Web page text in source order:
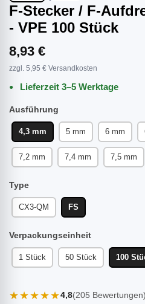
F-Stecker / F-
- VPE 100 Stück
8,93 €
zzgl. 5,95 € Versandkosten
Lieferzeit 3–5 Werktage
Ausführung
4,3 mm 5 mm 6 mm
7,2 mm 7,4 mm 7,5 mm
Type
CX3-QM FS
Verpackungseinheit
1 Stück 50 Stück 100
★★★★★4,8(205 Bewertungen)